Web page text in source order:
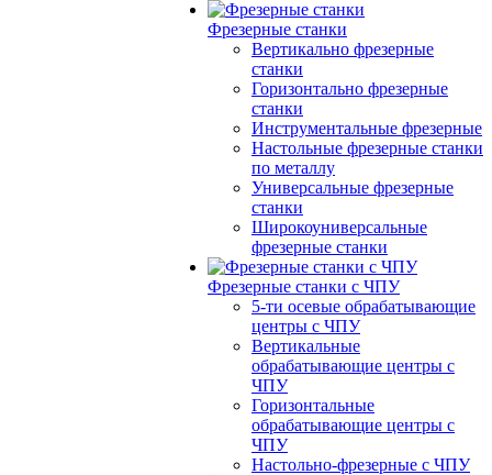
Фрезерные станки
Вертикально фрезерные
станки
Горизонтально фрезерные
станки
Инструментальные фрезерные
Настольные фрезерные станки
по металлу
Универсальные фрезерные
станки
Широкоуниверсальные
фрезерные станки
Фрезерные станки с ЧПУ
5-ти осевые обрабатывающие
центры с ЧПУ
Вертикальные
обрабатывающие центры с
ЧПУ
Горизонтальные
обрабатывающие центры с
ЧПУ
Настольно-фрезерные с ЧПУ